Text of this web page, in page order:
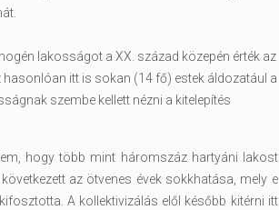
lakosságot a XX. század közepén érték az
itt is sokan (14 fő) estek áldozatául a
szembe kellett nézni a kitelepítés
hogy több mint háromszáz hartyáni lakost
az ötvenes évek sokkhatása, mely e
A kollektivizálás elől később kitérni itt